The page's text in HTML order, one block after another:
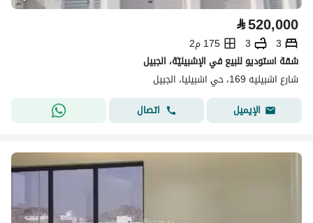
⃁520,000
3
3
175 م2
شقة استوديو للبيع في الإشبيليّة، الجبيل
شارع اشبيليه 169، حي اشبيليا، الجبيل
الإيميل
اتصال